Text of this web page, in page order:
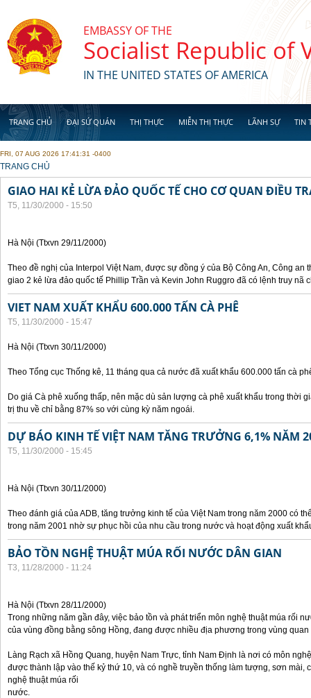
EMBASSY OF THE
Socialist Republic of
IN THE UNITED STATES OF AMERICA
TRANG CHỦ ĐẠI SỨ QUÁN THỊ THỰC MIỄN THỊ THỰC LÃNH SỰ TIN
FRI, 07 AUG 2026 17:41:31 -0400
YOU ARE HERE
TRANG CHỦ
GIAO HAI KẺ LỪA ĐẢO QUỐC TẾ CHO CƠ QUAN ĐIỀU
T5, 11/30/2000 - 15:50
Hà Nội (Ttxvn 29/11/2000)
Theo đề nghị của Interpol Việt Nam, được sự đồng ý của Bộ Công An, Công an
giao 2 kẻ lừa đảo quốc tế Phillip Trần và Kevin John Ruggro đã có lệnh truy nã
VIET NAM XUẤT KHẨU 600.000 TẤN CÀ PHÊ
T5, 11/30/2000 - 15:47
Hà Nội (Ttxvn 30/11/2000)
Theo Tổng cục Thống kê, 11 tháng qua cả nước đã xuất khẩu 600.000 tấn cà
Do giá Cà phê xuống thấp, nên mặc dù sản lượng cà phê xuất khẩu trong thời
trị thu về chỉ bằng 87% so với cùng kỳ năm ngoái.
DỰ BÁO KINH TẾ VIỆT NAM TĂNG TRƯỞNG 6,1% NĂM
T5, 11/30/2000 - 15:45
Hà Nội (Ttxvn 30/11/2000)
Theo đánh giá của ADB, tăng trưởng kinh tế của Việt Nam trong năm 2000 có
trong năm 2001 nhờ sự phục hồi của nhu cầu trong nước và hoạt động xuất
BẢO TỒN NGHỆ THUẬT MÚA RỐI NƯỚC DÂN GIAN
T3, 11/28/2000 - 11:24
Hà Nội (Ttxvn 28/11/2000)
Trong những năm gần đây, việc bảo tồn và phát triển môn nghệ thuật múa rối
của vùng đồng bằng sông Hồng, đang được nhiều địa phương trong vùng quan
Làng Rạch xã Hồng Quang, huyện Nam Trực, tỉnh Nam Định là nơi có môn
được thành lập vào thế kỷ thứ 10, và có nghề truyền thống làm tượng, sơn mài,
nghệ thuật múa rối
nước.